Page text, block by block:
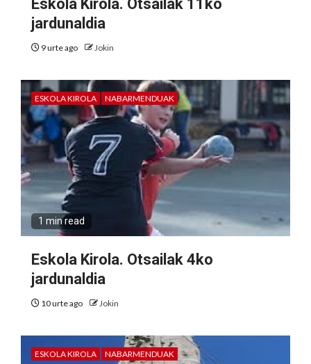
Eskola Kirola. Otsailak 11ko
jardunaldia
9 urte ago Jokin
ESKOLA KIROLA NABARMENDUAK
1 min read
Eskola Kirola. Otsailak 4ko
jardunaldia
10 urte ago Jokin
ESKOLA KIROLA NABARMENDUAK